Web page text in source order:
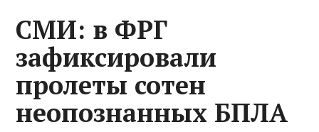
СМИ: в ФРГ
зафиксировали
пролеты сотен
неопознанных БПЛА